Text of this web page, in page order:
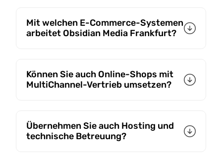
Mit welchen E-Commerce-Systemen
arbeitet Obsidian Media Frankfurt?
Können Sie auch Online-Shops mit
MultiChannel-Vertrieb umsetzen?
Übernehmen Sie auch Hosting und
technische Betreuung?